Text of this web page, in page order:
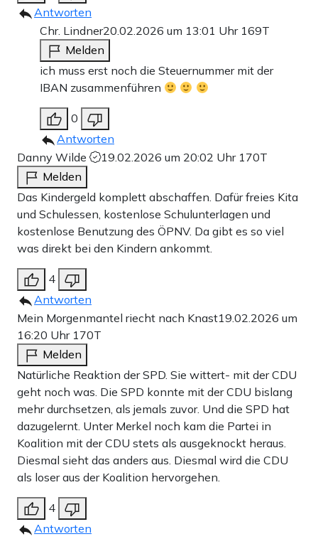
Antworten
Chr. Lindner20.02.2026 um 13:01 Uhr 169T
Melden
ich muss erst noch die Steuernummer mit der
IBAN zusammenführen
0
Antworten
Danny Wilde
19.02.2026 um 20:02 Uhr 170T
Melden
Das Kindergeld komplett abschaffen. Dafür freies Kita
und Schulessen, kostenlose Schulunterlagen und
kostenlose Benutzung des ÖPNV. Da gibt es so viel
was direkt bei den Kindern ankommt.
4
Antworten
Mein Morgenmantel riecht nach Knast19.02.2026 um
16:20 Uhr 170T
Melden
Natürliche Reaktion der SPD. Sie wittert- mit der CDU
geht noch was. Die SPD konnte mit der CDU bislang
mehr durchsetzen, als jemals zuvor. Und die SPD hat
dazugelernt. Unter Merkel noch kam die Partei in
Koalition mit der CDU stets als ausgeknockt heraus.
Diesmal sieht das anders aus. Diesmal wird die CDU
als loser aus der Koalition hervorgehen.
4
Antworten